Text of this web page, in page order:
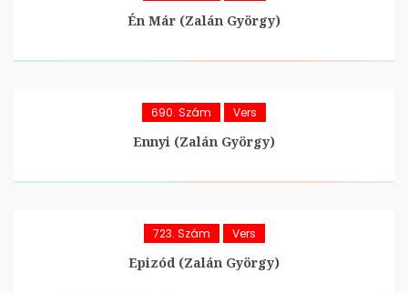
Én Már (Zalán György)
690. Szám Vers
Ennyi (Zalán György)
723. Szám Vers
Epizód (Zalán György)